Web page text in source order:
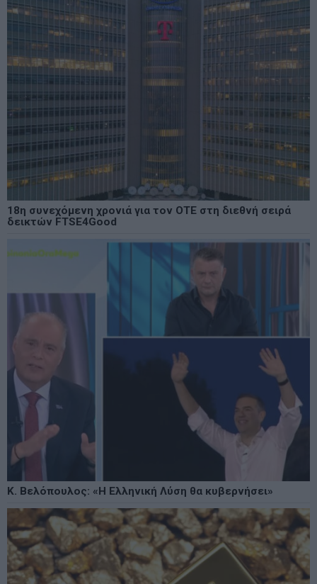
18η συνεχόμενη χρονιά για τον ΟΤΕ στη διεθνή σειρά
δεικτών FTSE4Good
Κ. Βελόπουλος: «Η Ελληνική Λύση θα κυβερνήσει»